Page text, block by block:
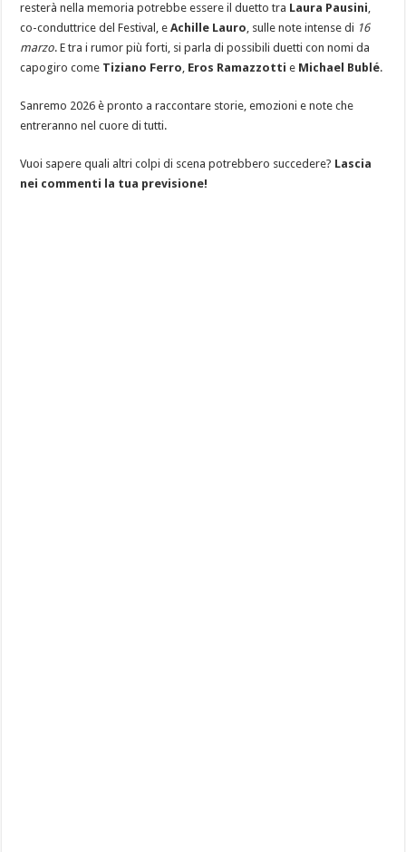
resterà nella memoria potrebbe essere il duetto tra Laura Pausini,
co-conduttrice del Festival, eAchille Lauro, sulle note intense di 16
marzo. E tra i rumor più forti, si parla di possibili duetti con nomi da
capogiro come Tiziano Ferro, Eros Ramazzotti e Michael Bublé.
Sanremo 2026 è pronto a raccontare storie, emozioni e note che
entreranno nel cuore di tutti.
Vuoi sapere quali altri colpi di scena potrebbero succedere? Lascia
nei commenti la tua previsione!